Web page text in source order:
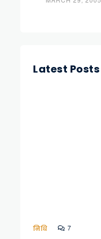
Latest Posts
निधि 7